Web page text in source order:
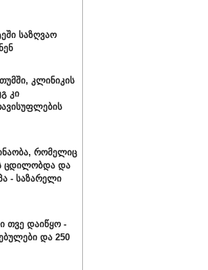
საზღვაო
კლინიკის
კი
რომელიც
ცდილობდა და
- საზარელი
თვე დაიწყო -
და 250